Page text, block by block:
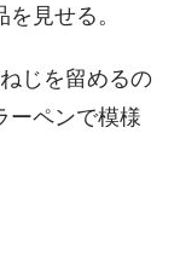
見せる。
じを留めるの
ーペンで模様